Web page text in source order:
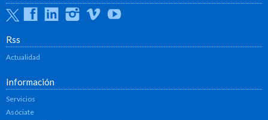
TwitterFacebookLinkedinInstagram
Vimeo
Rss
Actualidad
Información
Servicios
Asóciate